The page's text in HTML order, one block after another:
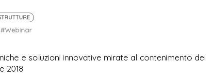
#Webinar
e soluzioni innovative mirate al contenimento dei
2018